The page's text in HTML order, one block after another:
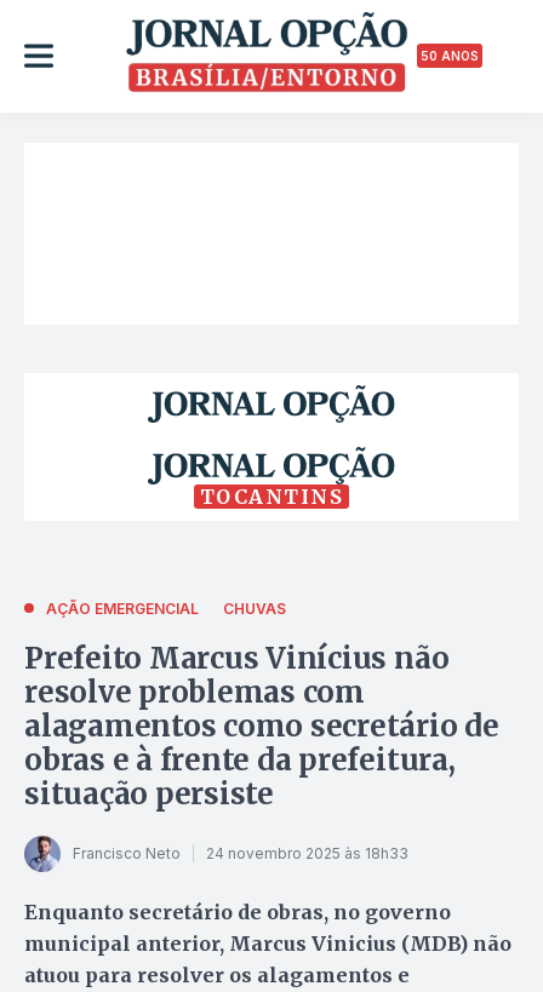
50 ANOS
TOCANTINS
AÇÃO EMERGENCIAL CHUVAS
Prefeito Marcus Vinícius não
resolve problemas com
alagamentos como secretário de
obras e à frente da prefeitura,
situação persiste
Francisco Neto 24 novembro 2025 às 18h33
Enquanto secretário de obras, no governo
municipal anterior, Marcus Vinicius (MDB) não
atuou para resolver os alagamentos e